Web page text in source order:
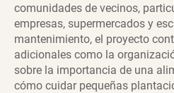
comunidades de vecinos,
empresas, supermercados y
mantenimiento, el proyecto
adicionales como la
sobre la importancia de una
cómo cuidar pequeñas